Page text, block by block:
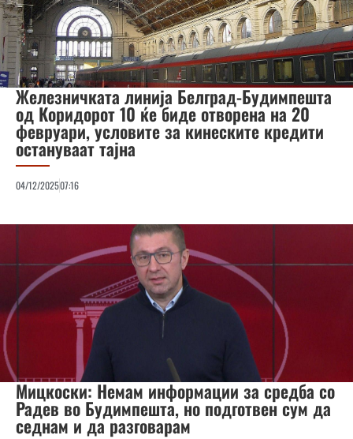
Железничката линија Белград-Будимпешта
од Коридорот 10 ќе биде отворена на 20
февруари, условите за кинеските кредити
остануваат тајна
04/12/202507:16
Мицкоски: Немам информации за средба со
Радев во Будимпешта, но подготвен сум да
седнам и да разговарам